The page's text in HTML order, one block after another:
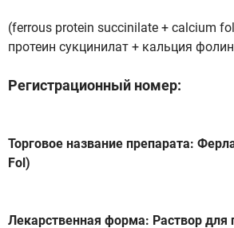
(ferrous protein succinilate + calcium
протеин сукцинилат + кальция
Регистрационный номер:
Торговое название препарата:
Fol)
Лекарственная форма: Раствор для